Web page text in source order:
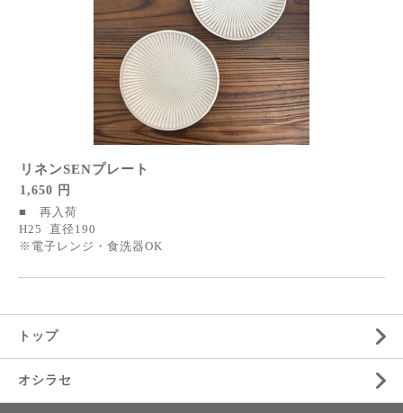
リネンSENプレート
1,650 円
■ 再入荷
H25 直径190
※電子レンジ・食洗器OK
トップ
オシラセ